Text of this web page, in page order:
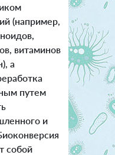
(например,
витаминов
а
путем
и
собой